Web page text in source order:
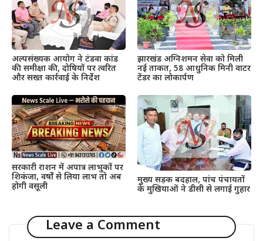
अल्पसंख्यक आयोग ने टंडवा कांड
की समीक्षा की, दोषियों पर त्वरित
और सख्त कार्रवाई के निर्देश
झारखंड अग्निशमन सेवा को मिली
नई ताकत, 58 आधुनिक मिनी वाटर
टेंडर का लोकार्पण
सरकारी राशन में अपात्र लाभुकों पर
शिकंजा, वर्षों से लिया लाभ तो अब
होगी वसूली
मुख्य सड़क बदहाल, पांच पंचायतों
के मुखियाओं ने डीसी से लगाई गुहार
Leave a Comment